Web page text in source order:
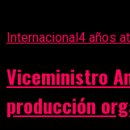
Internacional 4 años
Viceministro
producción